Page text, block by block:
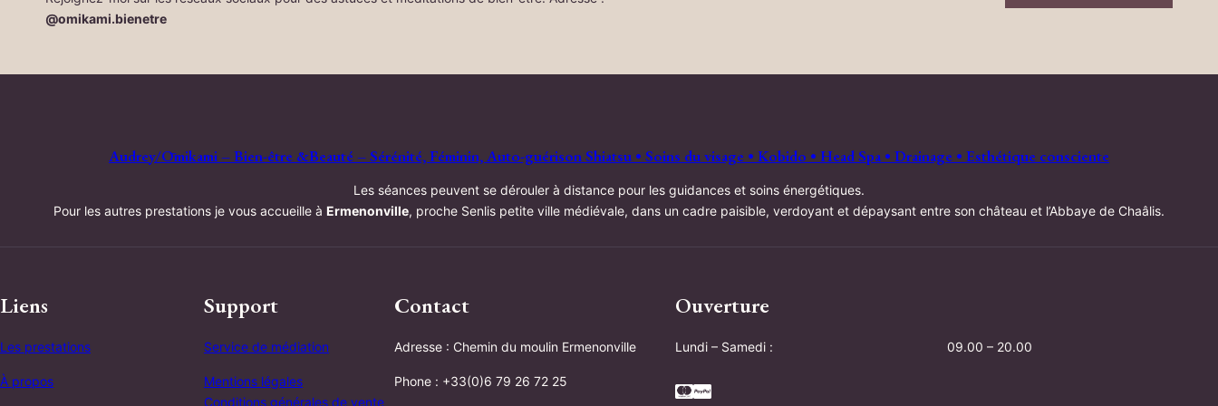
@omikami.bienetre
Audrey/Ōmikami – Bien-être &Beauté – Sérénité, Féminin, Auto-guérison Shiatsu • Soins du visage • Kobido • Head Spa • Drainage • Esthétique consciente
Les séances peuvent se dérouler à distance pour les guidances et soins énergétiques.
Pour les autres prestations je vous accueille à Ermenonville, proche Senlis petite ville médiévale, dans un cadre paisible, verdoyant et dépaysant entre son château et l’Abbaye de Chaâlis.
Liens
Les prestations
À propos
Support
Service de médiation
Mentions légales
Conditions générales de vente
Contact
Adresse : Chemin du moulin Ermenonville
Phone : +33(0)6 79 26 72 25
Ouverture
Lundi – Samedi : 09.00 – 20.00